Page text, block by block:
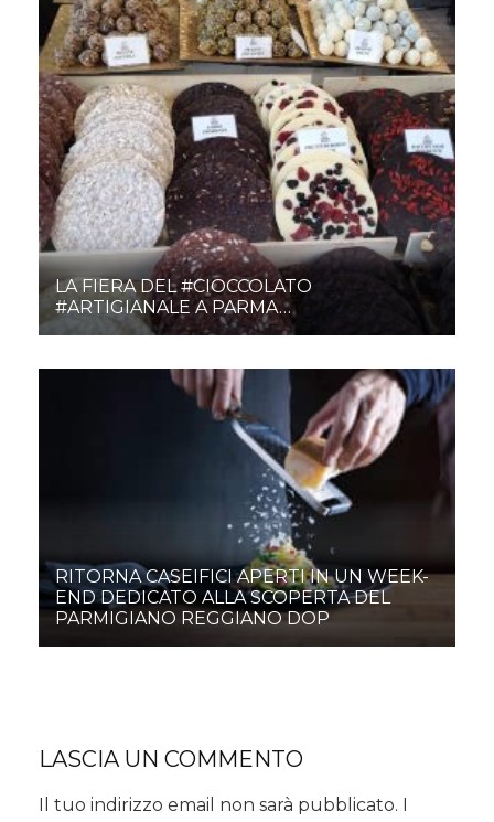
LA FIERA DEL #CIOCCOLATO
#ARTIGIANALE A PARMA…
RITORNA CASEIFICI APERTI IN UN WEEK-
END DEDICATO ALLA SCOPERTA DEL
PARMIGIANO REGGIANO DOP
LASCIA UN COMMENTO
Il tuo indirizzo email non sarà pubblicato.